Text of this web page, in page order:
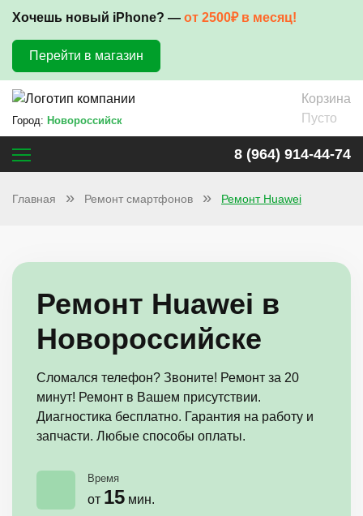
Хочешь новый iPhone? — от 2500₽ в месяц!
Перейти в магазин
Город: Новороссийск
Корзина
Пусто
8 (964) 914-44-74
Главная Ремонт смартфонов Ремонт Huawei
Ремонт Huawei в
Новороссийске
Сломался телефон? Звоните! Ремонт за 20
минут! Ремонт в Вашем присутствии.
Диагностика бесплатно. Гарантия на работу и
запчасти. Любые способы оплаты.
Время
от 15 мин.